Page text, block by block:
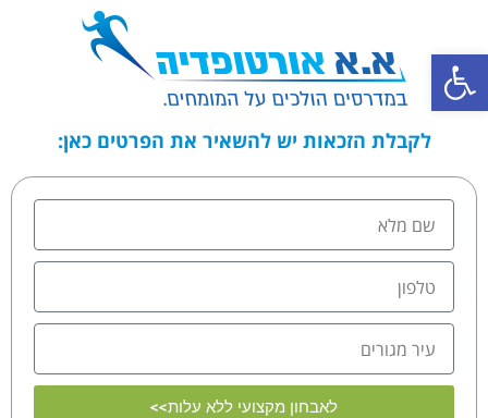
לקבלת הזכאות יש להשאיר את הפרטים כאן:
לאבחון מקצועי ללא עלות>>
פתח סרגל נגישות